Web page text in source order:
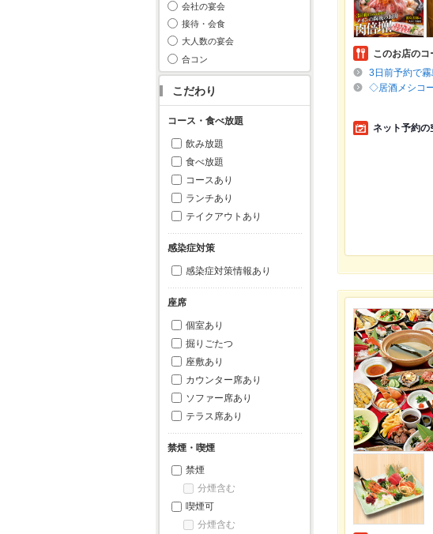
会社の宴会
接待・会食
大人数の宴会
合コン
こだわり
コース・食べ放題
飲み放題
食べ放題
コースあり
ランチあり
テイクアウトあり
感染症対策
感染症対策情報あり
座席
個室あり
掘りごたつ
座敷あり
カウンター席あり
ソファー席あり
テラス席あり
禁煙・喫煙
禁煙
分煙含む
喫煙可
分煙含む
このお店のコ
3日前予約で
◇居酒メシコ
ネット予約の